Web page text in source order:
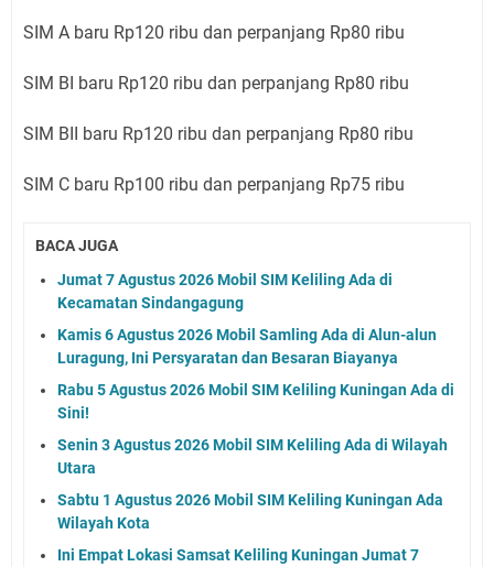
SIM A baru Rp120 ribu dan perpanjang Rp80 ribu
SIM BI baru Rp120 ribu dan perpanjang Rp80 ribu
SIM BII baru Rp120 ribu dan perpanjang Rp80 ribu
SIM C baru Rp100 ribu dan perpanjang Rp75 ribu
BACA JUGA
Jumat 7 Agustus 2026 Mobil SIM Keliling Ada di
Kecamatan Sindangagung
Kamis 6 Agustus 2026 Mobil Samling Ada di Alun-alun
Luragung, Ini Persyaratan dan Besaran Biayanya
Rabu 5 Agustus 2026 Mobil SIM Keliling Kuningan Ada di
Sini!
Senin 3 Agustus 2026 Mobil SIM Keliling Ada di Wilayah
Utara
Sabtu 1 Agustus 2026 Mobil SIM Keliling Kuningan Ada
Wilayah Kota
Ini Empat Lokasi Samsat Keliling Kuningan Jumat 7